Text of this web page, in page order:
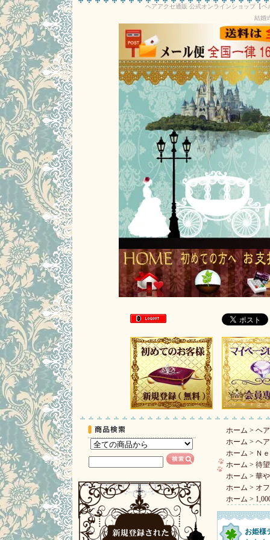
ヘアアクセ通販 公式オンラインショップ【
結婚
ホーム > ヘ
ホーム > ヘ
ホーム > Ｎ
ホーム > 待
ホーム > 華
ホーム > オ
ホーム >
お姫様